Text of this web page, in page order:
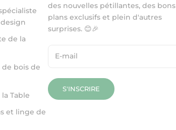
de la
de bois de
la Table
et linge de
des nouvelles pétillantes, des bons
plans exclusifs et plein d'autres
surprises. 😊🎉
S'INSCRIRE